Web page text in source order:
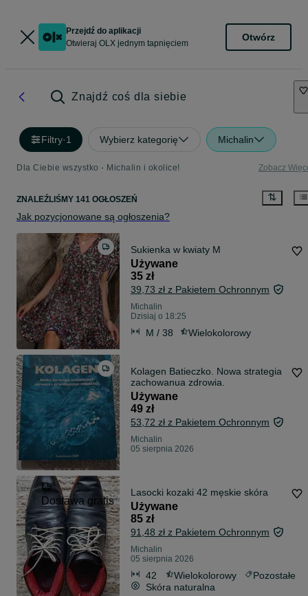
Przejdź do aplikacji
Otwieraj OLX jednym tapnięciem
Otwórz
Znajdź coś dla siebie
Filtry·1 Wybierz kategorię Michalin
Dla Ciebie wszystko - Michalin i okolice! Zobacz
ZNALEŹLIŚMY 141 OGŁOSZEŃ
Jak pozycjonowane są ogłoszenia?
Sukienka w kwiaty M
Używane
35 zł
39,73 zł z Pakietem Ochronnym
Michalin
Dzisiaj o 18:25
M / 38 Wielokolorowy
Kolagen Batieczko. Nowa strategia
zachowanua zdrowia.
Używane
49 zł
53,72 zł z Pakietem Ochronnym
Michalin
05 sierpnia 2026
Dostawa gratis
Lasocki kozaki 42 męskie skóra
Używane
85 zł
91,48 zł z Pakietem Ochronnym
Michalin
05 sierpnia 2026
42 Wielokolorowy
Pozostałe
Skóra naturalna